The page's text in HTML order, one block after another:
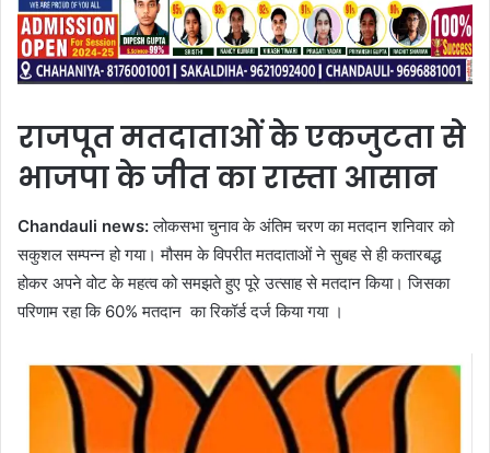
राजपूत मतदाताओं के एकजुटता से
भाजपा के जीत का रास्ता आसान
Chandauli news:लोकसभा चुनाव के अंतिम चरण का मतदान शनिवार को
सकुशल सम्पन्न हो गया। मौसम के विपरीत मतदाताओं ने सुबह से ही कतारबद्ध
होकर अपने वोट के महत्व को समझते हुए पूरे उत्साह से मतदान किया। जिसका
परिणाम रहा कि 60% मतदान का रिकॉर्ड दर्ज किया गया ।